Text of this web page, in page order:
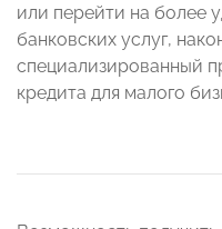
или перейти на более
банковских услуг,
специализированный
кредита для малого